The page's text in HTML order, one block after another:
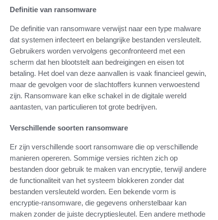
Definitie van ransomware
De definitie van ransomware verwijst naar een type malware
dat systemen infecteert en belangrijke bestanden versleutelt.
Gebruikers worden vervolgens geconfronteerd met een
scherm dat hen blootstelt aan bedreigingen en eisen tot
betaling. Het doel van deze aanvallen is vaak financieel gewin,
maar de gevolgen voor de slachtoffers kunnen verwoestend
zijn. Ransomware kan elke schakel in de digitale wereld
aantasten, van particulieren tot grote bedrijven.
Verschillende soorten ransomware
Er zijn verschillende soort ransomware die op verschillende
manieren opereren. Sommige versies richten zich op
bestanden door gebruik te maken van encryptie, terwijl andere
de functionaliteit van het systeem blokkeren zonder dat
bestanden versleuteld worden. Een bekende vorm is
encryptie-ransomware, die gegevens onherstelbaar kan
maken zonder de juiste decryptiesleutel. Een andere methode